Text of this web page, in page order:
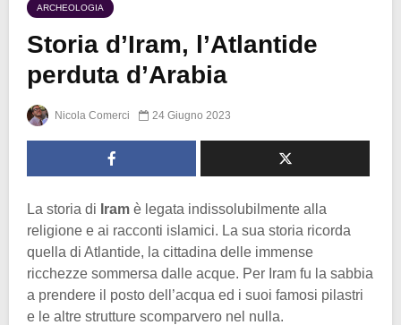
ARCHEOLOGIA
Storia d’Iram, l’Atlantide
perduta d’Arabia
Nicola Comerci 24 Giugno 2023
La storia di Iram è legata indissolubilmente alla
religione e ai racconti islamici. La sua storia ricorda
quella di Atlantide, la cittadina delle immense
ricchezze sommersa dalle acque. Per Iram fu la sabbia
a prendere il posto dell’acqua ed i suoi famosi pilastri
e le altre strutture scomparvero nel nulla.